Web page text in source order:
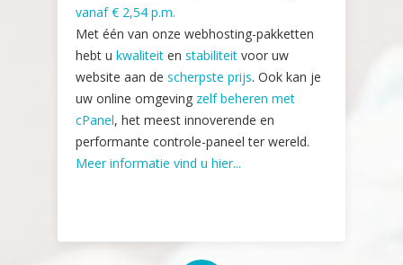
vanaf € 2,54 p.m.
Met één van onze webhosting-pakketten
hebt u kwaliteit en stabiliteit voor uw
website aan de scherpste prijs. Ook kan je
uw online omgeving zelf beheren met
cPanel, het meest innoverende en
performante controle-paneel ter wereld.
Meer informatie vind u hier...